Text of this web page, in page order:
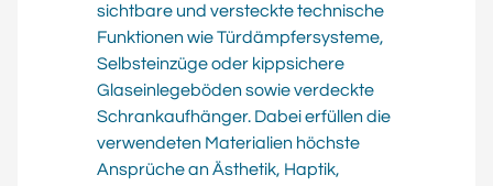
sichtbare und versteckte technische
Funktionen wie Tür­dämpfer­sys­teme,
Selbsteinzüge oder kippsichere
Glaseinlegeböden sowie verdeckte
Schrankaufhänger. Dabei erfüllen die
verwendeten Materialien höchste
Ansprüche an Ästhetik, Haptik,